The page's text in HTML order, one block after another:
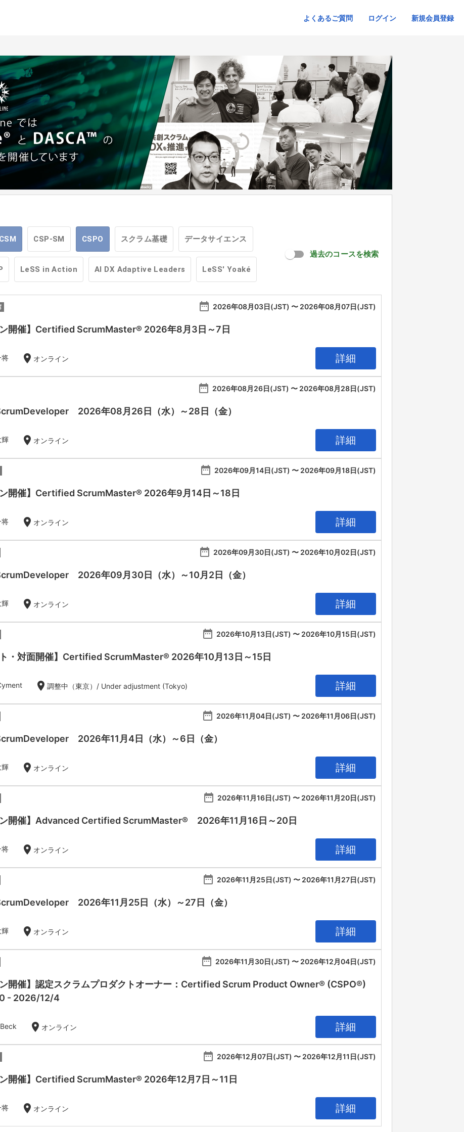
よくあるご質問 ログイン 新規会員登録
CSM CSP-SM CSPO スクラム基礎 データサイエンス
LeSS in Action AI DX Adaptive Leaders LeSS' Yoaké
過去のコースを検索
date_range 2026年08月03日(JST) 〜 2026年08月07日(JST)
ン開催】Certified ScrumMaster® 2026年8月3日～7日
将 location_on オンライン 詳細
date_range 2026年08月26日(JST) 〜 2026年08月28日(JST)
2026年08月26日（水）～28日（金）
輝 location_on オンライン 詳細
date_range 2026年09月14日(JST) 〜 2026年09月18日(JST)
ン開催】Certified ScrumMaster® 2026年9月14日～18日
将 location_on オンライン 詳細
date_range 2026年09月30日(JST) 〜 2026年10月02日(JST)
2026年09月30日（水）～10月2日（金）
輝 location_on オンライン 詳細
date_range 2026年10月13日(JST) 〜 2026年10月15日(JST)
ト・対面開催】Certified ScrumMaster® 2026年10月13日～15日
location_on 調整中（東京）/ Under adjustment (Tokyo) 詳細
date_range 2026年11月04日(JST) 〜 2026年11月06日(JST)
2026年11月4日（水）～6日（金）
輝 location_on オンライン 詳細
date_range 2026年11月16日(JST) 〜 2026年11月20日(JST)
ン開催】Advanced Certified ScrumMaster® 2026年11月16日～20日
将 location_on オンライン 詳細
date_range 2026年11月25日(JST) 〜 2026年11月27日(JST)
2026年11月25日（水）～27日（金）
輝 location_on オンライン 詳細
date_range 2026年11月30日(JST) 〜 2026年12月04日(JST)
ン開催】認定スクラムプロダクトオーナー：Certified Scrum Product Owner® (CSPO®)
- 2026/12/4
location_on オンライン 詳細
date_range 2026年12月07日(JST) 〜 2026年12月11日(JST)
ン開催】Certified ScrumMaster® 2026年12月7日～11日
将 location_on オンライン 詳細